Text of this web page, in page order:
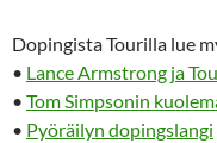
Dopingista Tourilla lue
• Lance Armstrong ja
• Tom Simpsonin
• Pyöräilyn dopingslangi